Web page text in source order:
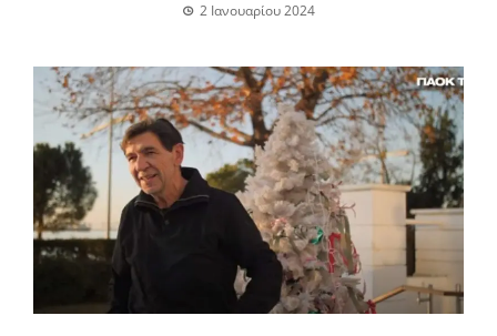
2 Ιανουαρίου 2024